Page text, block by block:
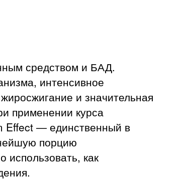
средством и БАД.
интенсивное
и значительная
применении курса
Effect — единственный в
порцию
использовать, как